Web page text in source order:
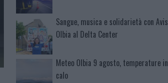
Sangue, musica e solidarietà con Avis
Olbia al Delta Center
Meteo Olbia 9 agosto, temperature in
calo